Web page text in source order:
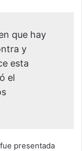
que hay
y
esta
el
fue presentada